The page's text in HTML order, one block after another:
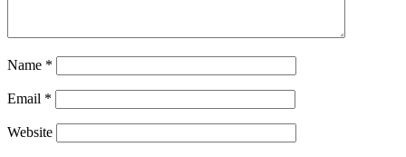
Name *
Email *
Website